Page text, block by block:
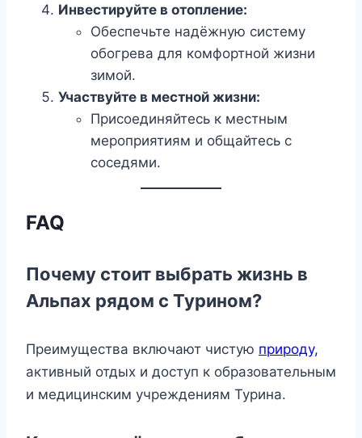
Инвестируйте в отопление:
Обеспечьте надёжную систему
обогрева для комфортной жизни
зимой.
Участвуйте в местной жизни:
Присоединяйтесь к местным
мероприятиям и общайтесь с
соседями.
FAQ
Почему стоит выбрать жизнь в
Альпах рядом с Турином?
Преимущества включают чистую природу,
активный отдых и доступ к образовательным
и медицинским учреждениям Турина.